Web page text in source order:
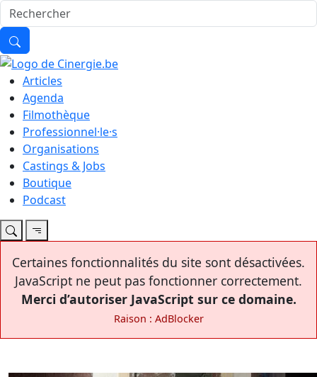
Articles
Agenda
Filmothèque
Professionnel·le·s
Organisations
Castings & Jobs
Boutique
Podcast
Certaines fonctionnalités du site sont désactivées.
JavaScript ne peut pas fonctionner correctement.
Merci d’autoriser JavaScript sur ce domaine.
Raison : AdBlocker